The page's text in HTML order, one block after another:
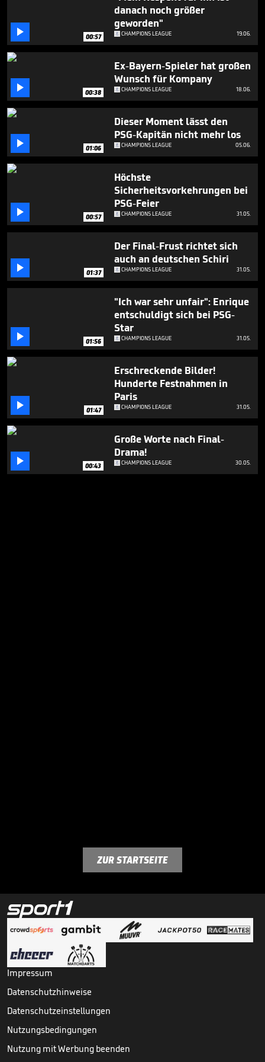
 00:57
danach noch größer
geworden"
CHAMPIONS LEAGUE 19.06.
 00:38
Ex-Bayern-Spieler hat großen
Wunsch für Kompany
CHAMPIONS LEAGUE 18.06.
 01:06
Dieser Moment lässt den
PSG-Kapitän nicht mehr los
CHAMPIONS LEAGUE 05.06.
 00:57
Höchste
Sicherheitsvorkehrungen bei
PSG-Feier
CHAMPIONS LEAGUE 31.05.
 01:37
Der Final-Frust richtet sich
auch an deutschen Schiri
CHAMPIONS LEAGUE 31.05.
 01:56
"Ich war sehr unfair": Enrique
entschuldigt sich bei PSG-
Star
CHAMPIONS LEAGUE 31.05.
 01:47
Erschreckende Bilder!
Hunderte Festnahmen in
Paris
CHAMPIONS LEAGUE 31.05.
 00:43
Große Worte nach Final-
Drama!
CHAMPIONS LEAGUE 30.05.
ZUR STARTSEITE
Impressum
Datenschutzhinweise
Datenschutzeinstellungen
Nutzungsbedingungen
Nutzung mit Werbung beenden